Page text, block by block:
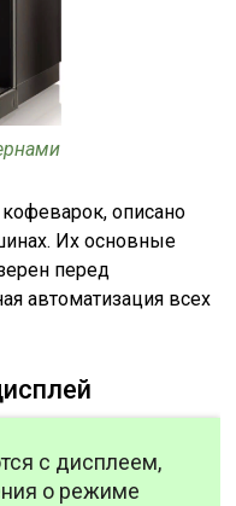
описано
Их основные
перед
автоматизация всех
с дисплеем,
о режиме